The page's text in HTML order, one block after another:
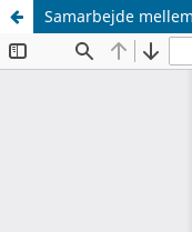
Samarbejde